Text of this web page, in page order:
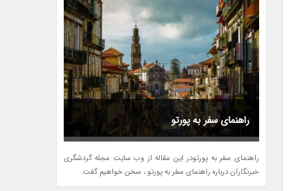
راهنمای سفر به پورتو
راهنمای سفر به پورتودر این مقاله از وب سایت مجله گردشگری
خبرنگاران درباره راهنمای سفر به پورتو ، سخن خواهیم گفت.